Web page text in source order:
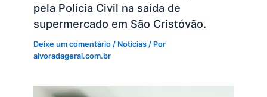
pela Polícia Civil na saída de
supermercado em São Cristóvão.
Deixe um comentário / Notícias / Por
alvoradageral.com.br